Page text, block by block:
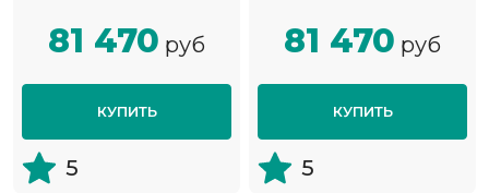
81 470 руб
КУПИТЬ
5
81 470 руб
КУПИТЬ
5